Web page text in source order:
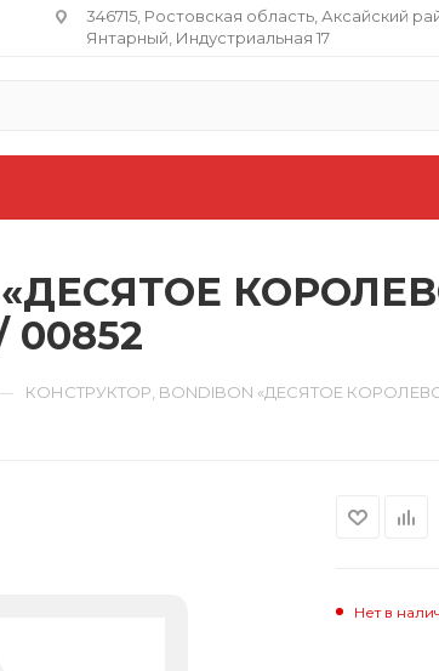
346715, Ростовская область​, Аксайский
Янтарный, Индустриальная 17
«ДЕСЯТОЕ
КОНСТРУКТОР, BONDIBON «ДЕСЯТОЕ
Нет в